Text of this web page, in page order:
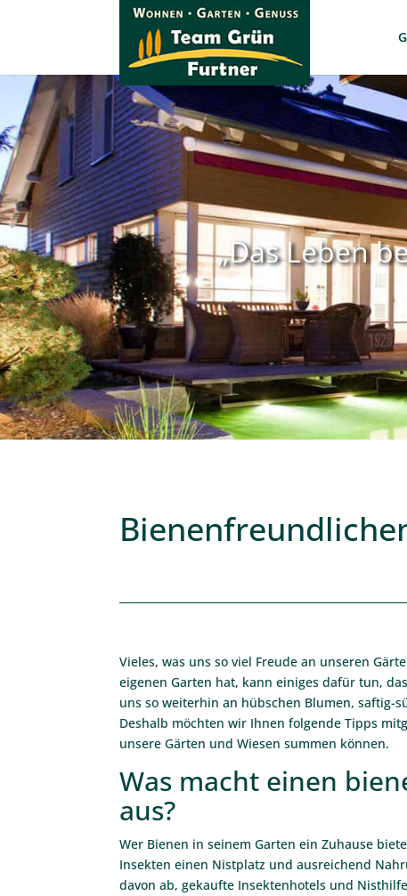
„Das Leben
Vieles, was uns so viel Freude an unseren
eigenen Garten hat, kann einiges dafür tun,
uns so weiterhin an hübschen Blumen, saftig-
Deshalb möchten wir Ihnen folgende Tipps
unsere Gärten und Wiesen summen können.
Was macht einen
aus?
Wer Bienen in seinem Garten ein Zuhause
Insekten einen Nistplatz und ausreichend
davon ab, gekaufte Insektenhotels und